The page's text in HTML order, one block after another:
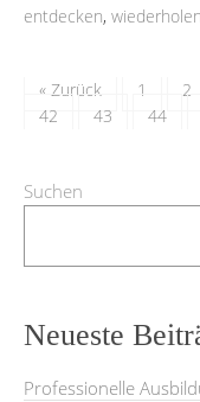
entdecken,
« Zurück 1 2
42
43 44
Suchen
Neueste
Professionelle